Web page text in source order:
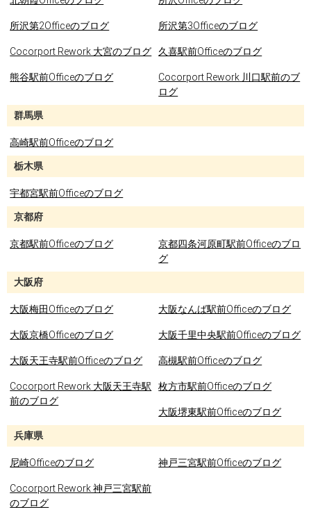
所沢第2Officeのブログ 所沢第3Officeのブログ
Cocorport Rework 大宮のブログ 久喜駅前Officeのブログ
熊谷駅前Officeのブログ
Cocorport Rework 川口駅前のブ
ログ
群馬県
高崎駅前Officeのブログ
栃木県
宇都宮駅前Officeのブログ
京都府
京都駅前Officeのブログ
京都四条河原町駅前Officeのブロ
グ
大阪府
大阪梅田Officeのブログ 大阪なんば駅前Officeのブログ
大阪京橋Officeのブログ 大阪千里中央駅前Officeのブログ
大阪天王寺駅前Officeのブログ 高槻駅前Officeのブログ
Cocorport Rework 大阪天王寺駅
前のブログ
枚方市駅前Officeのブログ
大阪堺東駅前Officeのブログ
兵庫県
尼崎Officeのブログ 神戸三宮駅前Officeのブログ
Cocorport Rework 神戸三宮駅前
のブログ